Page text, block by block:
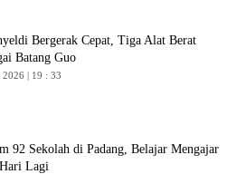
Bergerak Cepat, Tiga Alat Berat
Batang Guo
2026 | 19 : 33
92 Sekolah di Padang, Belajar Mengajar
Lagi